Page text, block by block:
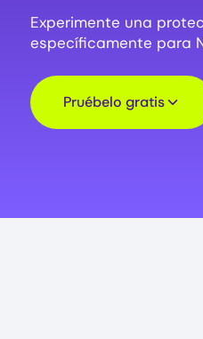
Experimente una
específicamente para
Pruébelo gratis